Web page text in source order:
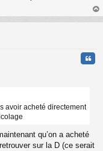
au
avoir acheté directement
qu’on a acheté
sur la D (ce serait